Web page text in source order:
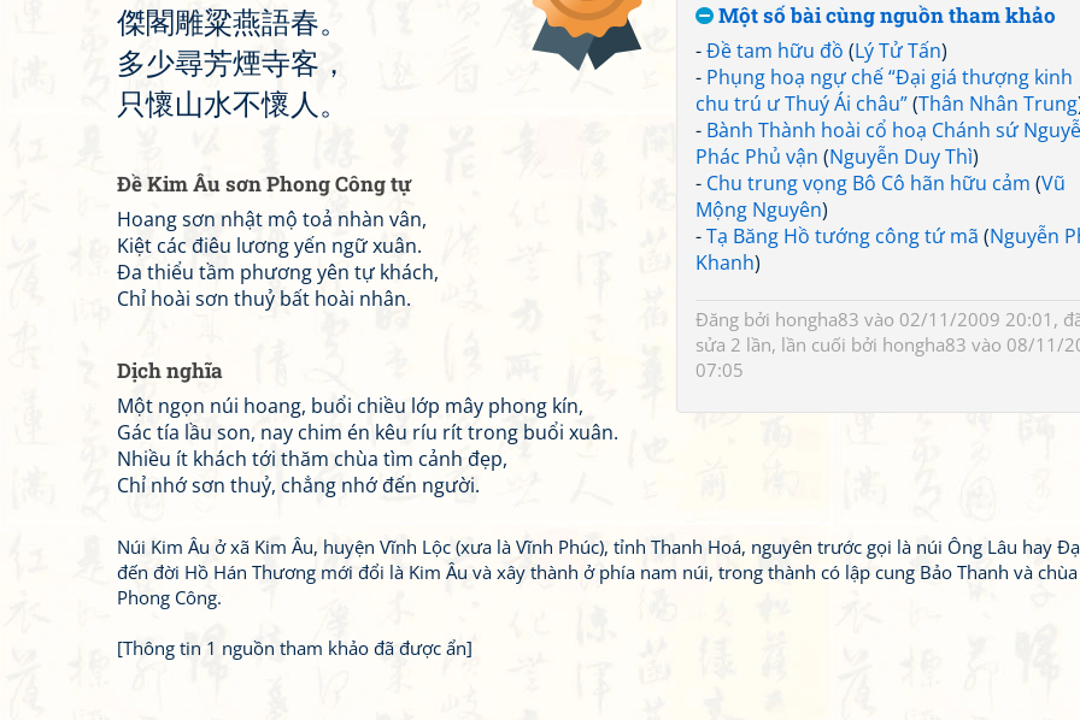
Một số bài cùng nguồn tham khảo
-Đề tam hữu đồ (Lý Tử Tấn)
- Phụng hoạ ngự chế “Đại giá thượng kinh
chu trú ư Thuý Ái châu”(Thân Nhân Trung
- Bành Thành hoài cổ hoạ Chánh sứ
Phác Phủ vận (Nguyễn Duy Thì)
- Chu trung vọng Bô Cô hãn hữu cảm (Vũ
Mộng Nguyên)
-Tạ Băng Hồ tướng công tứ mã (Nguyễn
Khanh)
Đăng bởi hongha83 vào 02/11/2009 20:01,
sửa 2 lần, lần cuối bởi hongha83 vào 08/11/
07:05
傑閣雕粱燕語春。
多少尋芳煙寺客 ，
只懷山水不懷 人 。
Đề Kim Âu sơn Phong Công tự
Hoang sơn nhật mộ toả nhàn vân,
Kiệt các điêu lương yến ngữ xuân.
Đa thiểu tầm phương yên tự khách,
Chỉ hoài sơn thuỷ bất hoài nhân.
Dịch nghĩa
Một ngọn núi hoang, buổi chiều lớp mây phong kín,
Gác tía lầu son, nay chim én kêu ríu rít trong buổi xuân.
Nhiều ít khách tới thăm chùa tìm cảnh đẹp,
Chỉ nhớ sơn thuỷ, chẳng nhớ đến người.
Núi Kim Âu ở xã Kim Âu, huyện Vĩnh Lộc (xưa là Vĩnh Phúc), tỉnh Thanh Hoá, nguyên trước gọi là núi Ông Lâu hay
đến đời Hồ Hán Thương mới đổi là Kim Âu và xây thành ở phía nam núi, trong thành có lập cung Bảo Thanh và chùa
Phong Công.
[Thông tin 1 nguồn tham khảo đã được ẩn]